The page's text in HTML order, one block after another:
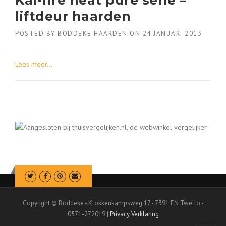
liftdeur haarden
POSTED BY BODDEKE HAARDEN ON 24 JANUARI 2013
Lees meer...
Copyright © Boddeke - Klokkenkampsweg 17 - 7391 EN Twello -
0571-272019 | Privacy Verklaring